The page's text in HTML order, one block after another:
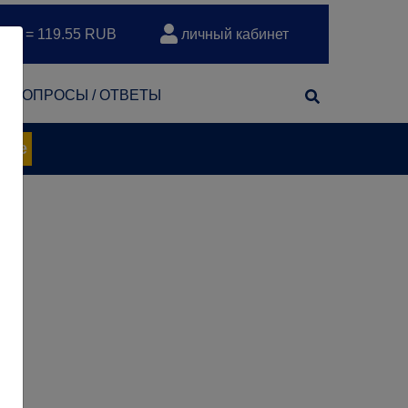
= 119.55 RUB личный кабинет
ВОПРОСЫ / ОТВЕТЫ